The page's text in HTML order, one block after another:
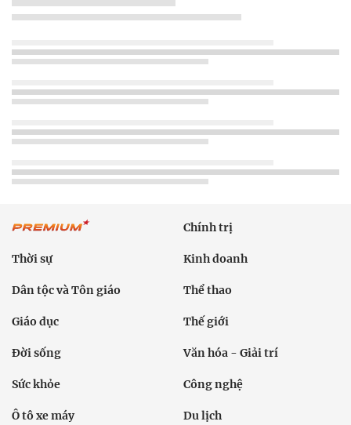
Chính trị
Thời sự Kinh doanh
Dân tộc và Tôn giáo Thể thao
Giáo dục Thế giới
Đời sống Văn hóa - Giải trí
Sức khỏe Công nghệ
Ô tô xe máy Du lịch